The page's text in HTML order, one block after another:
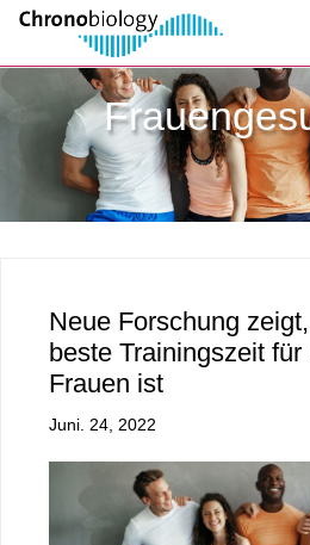
Neue Forschung
beste Trainingszeit für
Frauen ist
Juni. 24, 2022